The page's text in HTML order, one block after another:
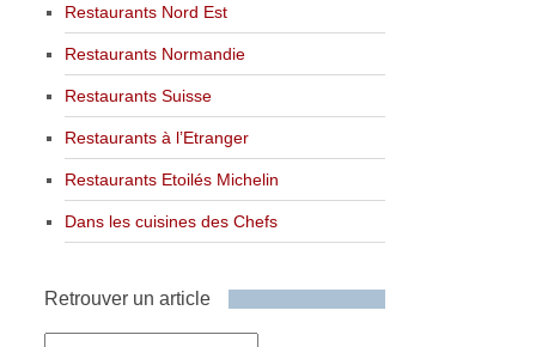
Restaurants Nord Est
Restaurants Normandie
Restaurants Suisse
Restaurants à l’Etranger
Restaurants Etoilés Michelin
Dans les cuisines des Chefs
Retrouver un article